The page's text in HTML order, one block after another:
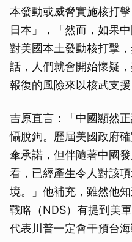
本發動或威脅實施核打
日本」，「然而，如果
對美國本土發動核打擊
話，人們就會開始懷疑
報復的風險來以核武支援
吉原直言：「中國顯然
懾脫鉤。歷屆美國政府
傘承諾，但伴隨著中國
看，已經產生令人對該
境。」他補充，雖然他
戰略（NDS）有提到美
代表川普一定會干預台海